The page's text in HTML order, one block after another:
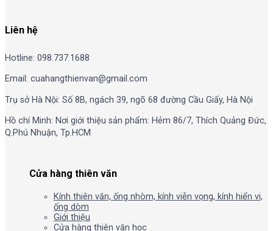
Liên hệ
Hotline: 098.737.1688
Email: cuahangthienvan@gmail.com
Trụ sở Hà Nội: Số 8B, ngách 39, ngõ 68 đường Cầu Giấy, Hà Nội
Hồ chí Minh: Nơi giới thiệu sản phẩm: Hẻm 86/7, Thích Quảng Đức,
Q.Phú Nhuận, Tp.HCM
Cửa hàng thiên văn
Kính thiên văn, ống nhòm, kính viễn vọng, kính hiển vi,
ống dòm
Giới thiệu
Cửa hàng thiên văn học